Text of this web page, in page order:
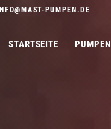
INFO@MAST-PUMPEN.DE
STARTSEITE PUMPEN